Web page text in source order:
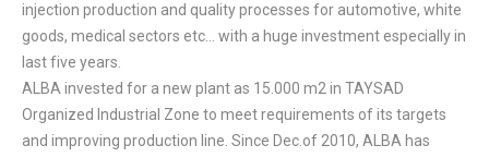
injection production and quality processes for automotive, white
goods, medical sectors etc… with a huge investment especially in
last five years.
ALBA invested for a new plant as 15.000 m2 in TAYSAD
Organized Industrial Zone to meet requirements of its targets
and improving production line. Since Dec.of 2010, ALBA has